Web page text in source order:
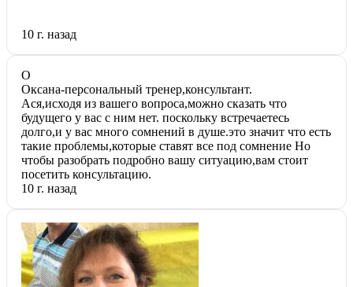
10 г. назад
О
Оксана-персональный тренер,консультант.
Ася,исходя из вашего вопроса,можно сказать что
будущего у вас с ним нет. поскольку встречаетесь
долго,и у вас много сомнений в душе.это значит что есть
такие проблемы,которые ставят все под сомнение Но
чтобы разобрать подробно вашу ситуацию,вам стоит
посетить консультацию.
10 г. назад